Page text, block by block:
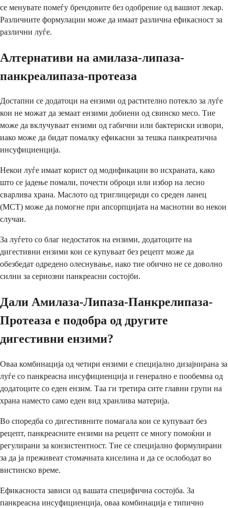
се менувате помеѓу брендовите без одобрение од вашиот лекар.
Различните формулации може да имаат различна ефикасност за
различни луѓе.
Алтернативи на амилаза-липаза-
панкреалипаза-протеаза
Достапни се додатоци на ензими од растително потекло за луѓе
кои не можат да земаат ензими добиени од свинско месо. Тие
може да вклучуваат ензими од габични или бактериски извори,
иако може да бидат помалку ефикасни за тешка панкреатична
инсуфициенција.
Некои луѓе имаат корист од модификации во исхраната, како
што се јадење помали, почести оброци или избор на лесно
сварлива храна. Маслото од триглицериди со среден ланец
(MCT) може да помогне при апсорпцијата на маснотии во некои
случаи.
За луѓето со благ недостаток на ензими, додатоците на
дигестивни ензими кои се купуваат без рецепт може да
обезбедат одредено олеснување, иако тие обично не се доволно
силни за сериозни панкреасни состојби.
Дали Амилаза-Липаза-Панкрелипаза-
Протеаза е подобра од другите
дигестивни ензими?
Оваа комбинација од четири ензими е специјално дизајнирана за
луѓе со панкреасна инсуфициенција и генерално е пообемна од
додатоците со еден ензим. Таа ги третира сите главни групи на
храна наместо само еден вид хранлива материја.
Во споредба со дигестивните помагала кои се купуваат без
рецепт, панкреасните ензими на рецепт се многу помоќни и
регулирани за конзистентност. Тие се специјално формулирани
за да ја преживеат стомачната киселина и да се ослободат во
вистинско време.
Ефикасноста зависи од вашата специфична состојба. За
панкреасна инсуфициенција, оваа комбинација е типично